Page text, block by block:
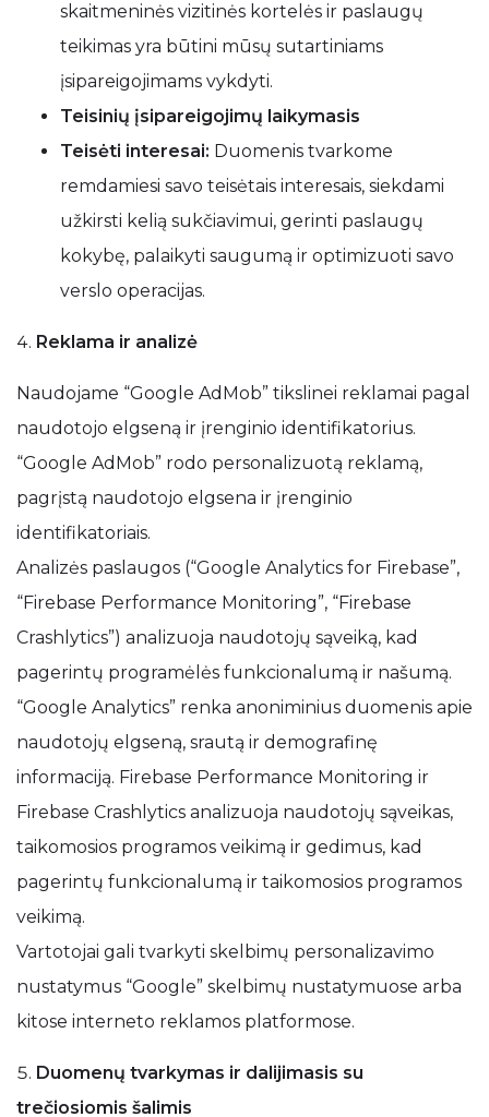
skaitmeninės vizitinės kortelės ir paslaugų
teikimas yra būtini mūsų sutartiniams
įsipareigojimams vykdyti.
Teisinių įsipareigojimų laikymasis
Teisėti interesai: Duomenis tvarkome
remdamiesi savo teisėtais interesais, siekdami
užkirsti kelią sukčiavimui, gerinti paslaugų
kokybę, palaikyti saugumą ir optimizuoti savo
verslo operacijas.
Reklama ir analizė
Naudojame “Google AdMob” tikslinei reklamai pagal
naudotojo elgseną ir įrenginio identifikatorius.
“Google AdMob” rodo personalizuotą reklamą,
pagrįstą naudotojo elgsena ir įrenginio
identifikatoriais.
Analizės paslaugos (“Google Analytics for Firebase”,
“Firebase Performance Monitoring”, “Firebase
Crashlytics”) analizuoja naudotojų sąveiką, kad
pagerintų programėlės funkcionalumą ir našumą.
“Google Analytics” renka anoniminius duomenis apie
naudotojų elgseną, srautą ir demografinę
informaciją. Firebase Performance Monitoring ir
Firebase Crashlytics analizuoja naudotojų sąveikas,
taikomosios programos veikimą ir gedimus, kad
pagerintų funkcionalumą ir taikomosios programos
veikimą.
Vartotojai gali tvarkyti skelbimų personalizavimo
nustatymus “Google” skelbimų nustatymuose arba
kitose interneto reklamos platformose.
Duomenų tvarkymas ir dalijimasis su
trečiosiomis šalimis